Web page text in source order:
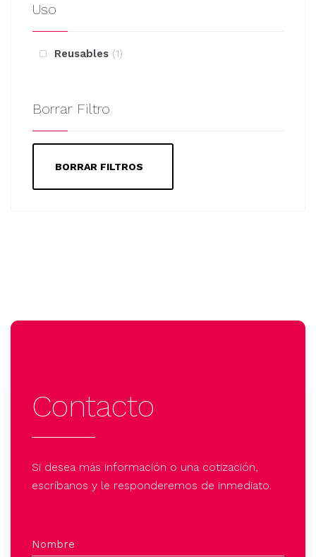
Uso
Reusables 1
Borrar Filtro
BORRAR FILTROS
Contacto
Si desea más información o una cotización,
escríbanos y le responderemos de inmediato.
Nombre